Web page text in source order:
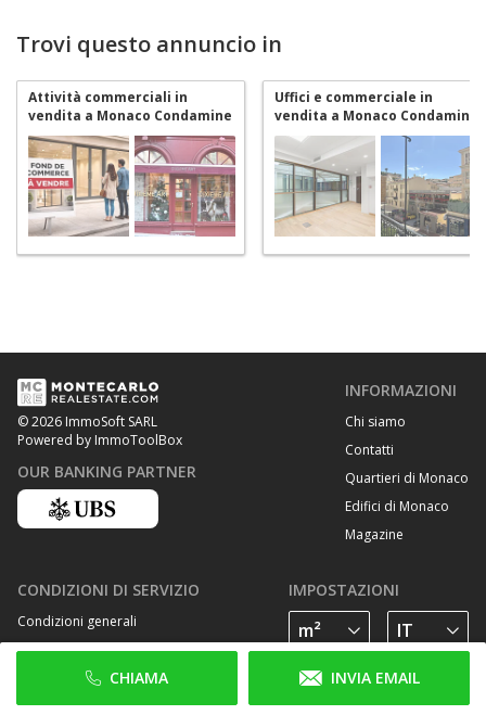
CHIAMA INVIA EMAIL
Trovi questo annuncio in
Attività commerciali in
vendita a Monaco Condamine
Uffici e commerciale in
vendita a Monaco Condamine
© 2026 ImmoSoft SARL
Powered by ImmoToolBox
OUR BANKING PARTNER
INFORMAZIONI
Chi siamo
Contatti
Quartieri di Monaco
Edifici di Monaco
Magazine
CONDIZIONI DI SERVIZIO
Condizioni generali
Privacy Policy
Cookie Policy
IMPOSTAZIONI
SEGUICI SU